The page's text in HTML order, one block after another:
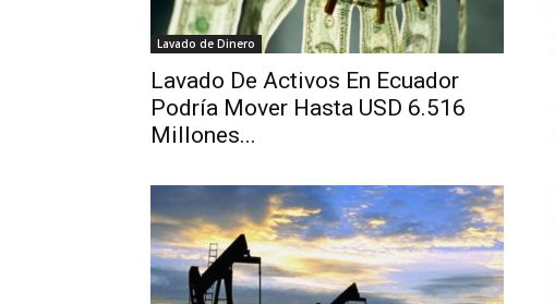
Lavado de Dinero
Lavado De Activos En Ecuador
Podría Mover Hasta USD 6.516
Millones...